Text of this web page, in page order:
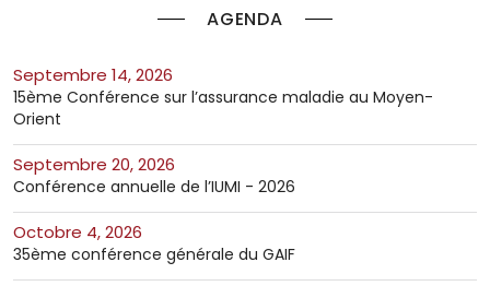
AGENDA
septembre 14, 2026
15ème Conférence sur l’assurance maladie au Moyen-
Orient
septembre 20, 2026
Conférence annuelle de l’IUMI - 2026
octobre 4, 2026
35ème conférence générale du GAIF